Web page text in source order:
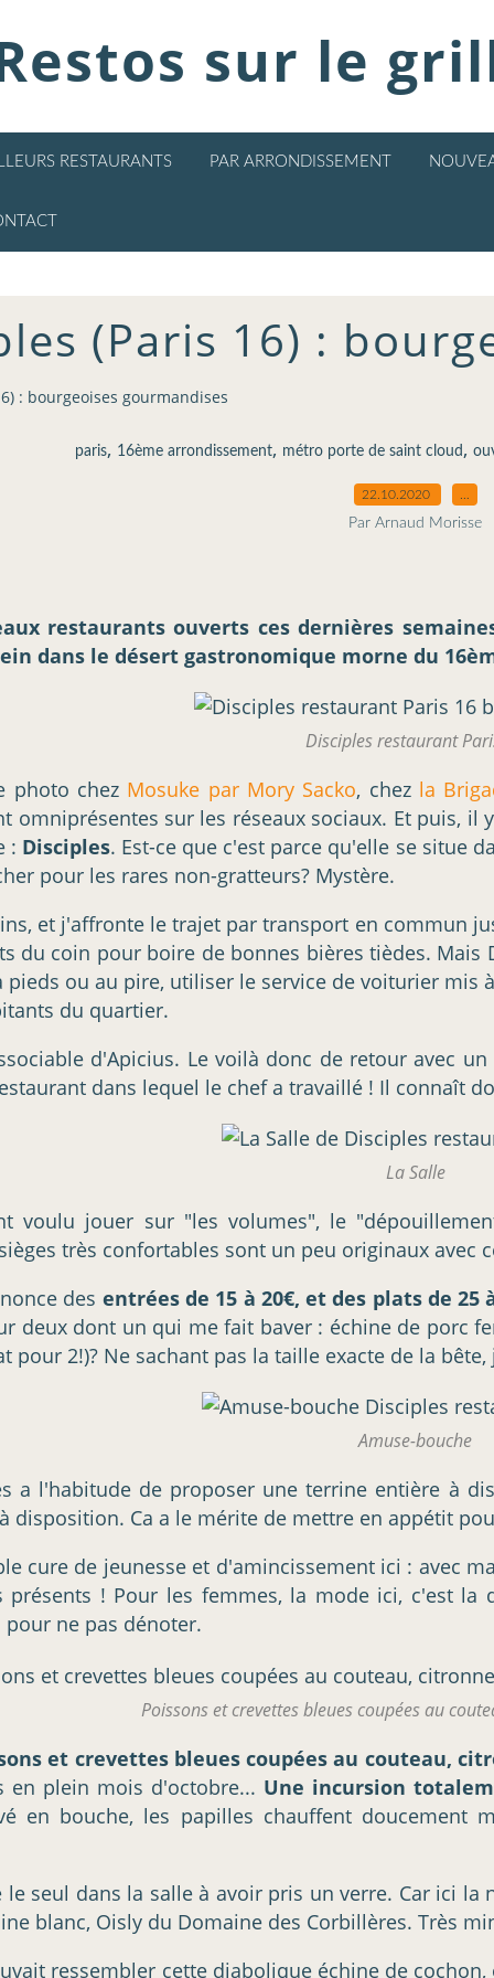
sur le
RESTAURANTS PAR ARRONDISSEMENT
(Paris 16) :
: bourgeoises gourmandises
paris, 16ème arrondissement, métro porte de saint cloud ,
22.10.2020
Par Arnaud Morisse
restaurants ouverts ces dernières
dans le désert gastronomique morne du
Disciples restaurant
photo chez Mosuke par Mory Sacko, chez la
omniprésentes sur les réseaux sociaux. Et puis,
: Disciples. Est-ce que c'est parce qu'elle se situe
pour les rares non-gratteurs? Mystère.
et j'affronte le trajet par transport en commun
du coin pour boire de bonnes bières tièdes.
ou au pire, utiliser le service de voiturier
du quartier.
d'Apicius. Le voilà donc de retour avec
dans lequel le chef a travaillé ! Il connaît
La Salle
voulu jouer sur "les volumes", le
très confortables sont un peu originaux avec
des entrées de 15 à 20€, et des plats de 25
deux dont un qui me fait baver : échine de porc
pour 2!)? Ne sachant pas la taille exacte de la
Amuse-bouche
a l'habitude de proposer une terrine entière à
disposition. Ca a le mérite de mettre en appétit
cure de jeunesse et d'amincissement ici : avec
! Pour les femmes, la mode ici, c'est
ne pas dénoter.
Poissons et crevettes bleues coupées au
et crevettes bleues coupées au couteau,
en plein mois d'octobre... Une incursion
en bouche, les papilles chauffent doucement
seul dans la salle à avoir pris un verre. Car ici
blanc, Oisly du Domaine des Corbillères. Très
ressembler cette diabolique échine de